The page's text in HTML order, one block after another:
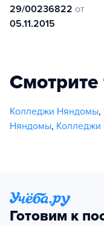
29/00236822 от
05.11.2015
Смотрите
Колледжи Няндомы,
Няндомы,
Готовим к